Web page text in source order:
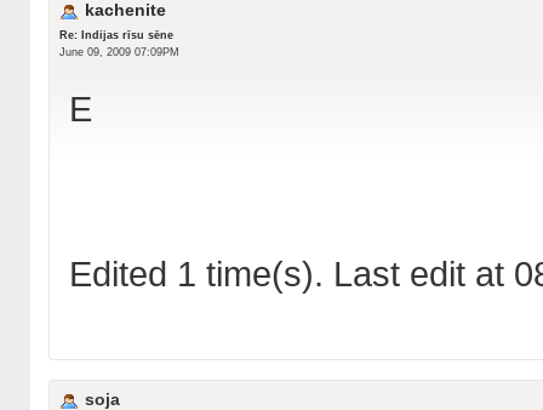
kachenite
Re: Indijas rīsu sēne
June 09, 2009 07:09PM
E
Edited 1 time(s). Last edit at
soja